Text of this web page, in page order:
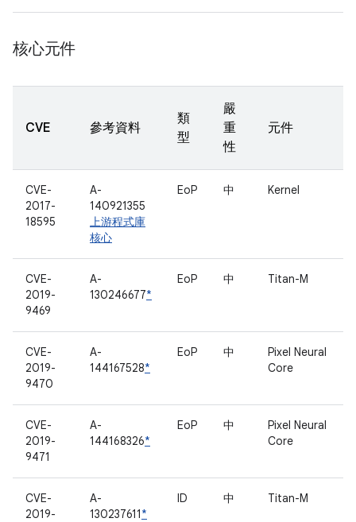
核心元件
CVE 參考資料
類
型
嚴
重
性
元件
CVE-
2017-
18595
A-
140921355
上游程式庫
核心
EoP 中 Kernel
CVE-
2019-
9469
A-
130246677*
EoP 中 Titan-M
CVE-
2019-
9470
A-
144167528*
EoP 中
Pixel Neural
Core
CVE-
2019-
9471
A-
144168326*
EoP 中
Pixel Neural
Core
CVE-
2019-
A-
130237611*
ID 中 Titan-M